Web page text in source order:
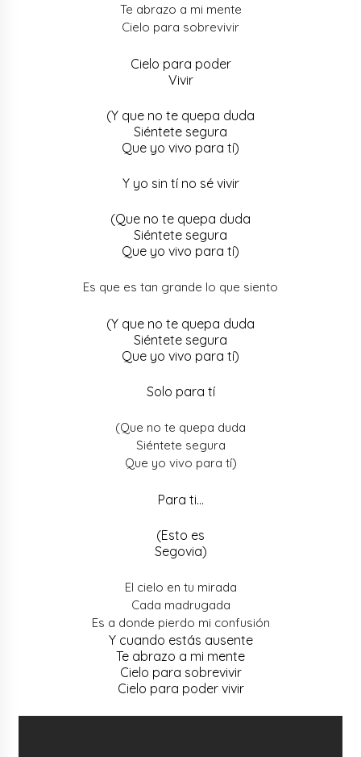
Te abrazo a mi mente
Cielo para sobrevivir
Cielo para poder
Vivir
(Y que no te quepa duda
Siéntete segura
Que yo vivo para tí)
Y yo sin tí no sé vivir
(Que no te quepa duda
Siéntete segura
Que yo vivo para tí)
Es que es tan grande lo que siento
(Y que no te quepa duda
Siéntete segura
Que yo vivo para tí)
Solo para tí
(Que no te quepa duda
Siéntete segura
Que yo vivo para tí)
Para ti…
(Esto es
Segovia)
El cielo en tu mirada
Cada madrugada
Es a donde pierdo mi confusión
Y cuando estás ausente
Te abrazo a mi mente
Cielo para sobrevivir
Cielo para poder vivir